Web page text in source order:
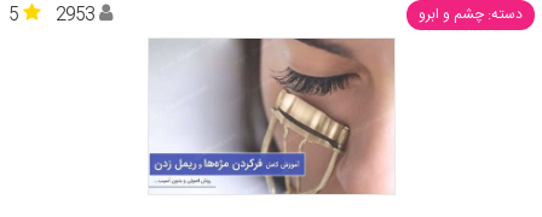
دسته: چشم و ابرو 5 2953